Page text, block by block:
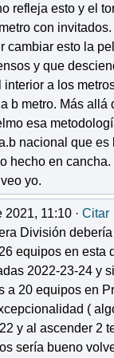
refleja esto y el
con invitados.
cambiar esto la
y que
a los
b metro. Más
esa
nacional que
hecho en cancha.
yo.
11:10 · Citar
División
equipos en esta
2022-23-24 y
a 20 equipos en
(
y al ascender 2
sería bueno